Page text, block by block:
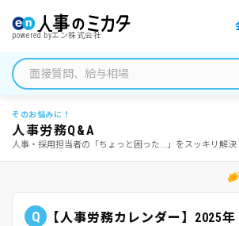
powered byエン株式会社
そのお悩みに！
人事労務Q&A
人事・採用担当者の「ちょっと困った...」をスッキリ解決
Q
【人事労務カレンダー】2025